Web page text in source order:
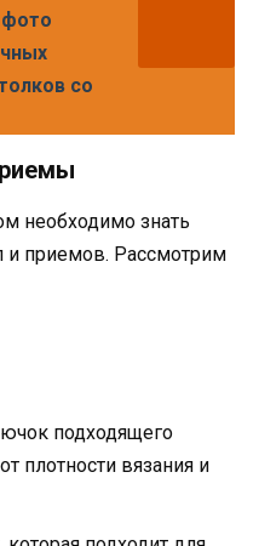
фото
со
необходимо знать
и приемов. Рассмотрим
подходящего
плотности вязания и